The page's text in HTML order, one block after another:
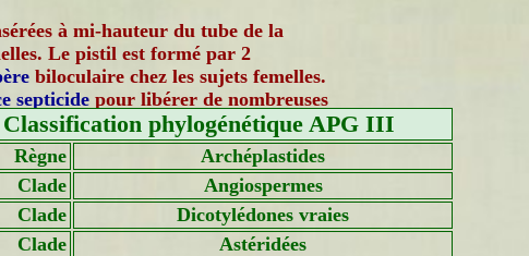
à mi-hauteur du tube de la
Le pistil est formé par 2
biloculaire chez les sujets femelles.
septicide pour libérer de nombreuses
Classification phylogénétique APG III
Règne
Archéplastides
Clade
Angiospermes
Clade
Dicotylédones vraies
Clade
Astéridées